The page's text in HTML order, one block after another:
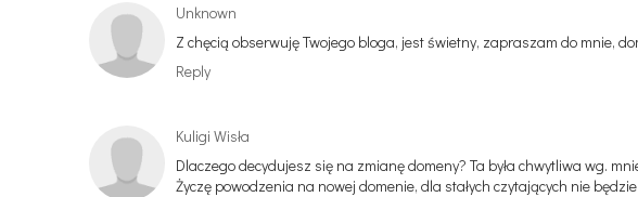
Unknown
Z chęcią obserwuję Twojego bloga, jest świetny, zapraszam do mnie,
Reply
Kuligi Wisła
Dlaczego decydujesz się na zmianę domeny? Ta była chwytliwa wg.
Życzę powodzenia na nowej domenie, dla stałych czytających nie